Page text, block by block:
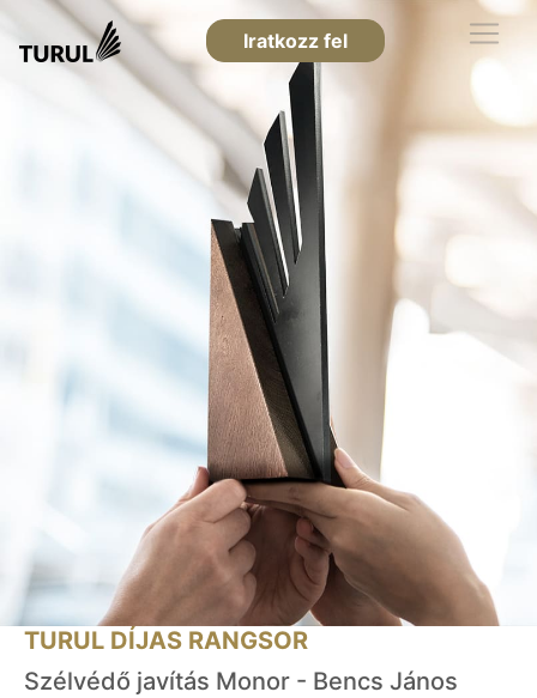
Iratkozz fel
TURUL DÍJAS RANGSOR
Szélvédő javítás Monor - Bencs János